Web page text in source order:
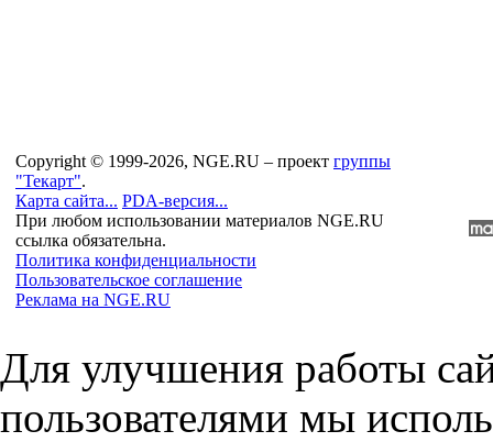
Copyright © 1999-2026, NGE.RU – проект группы
"Текарт".
Карта сайта... PDA-версия...
При любом использовании материалов NGE.RU
ссылка обязательна.
Политика конфиденциальности
Пользовательское соглашение
Реклама на NGE.RU
Для улучшения работы
пользователями мы